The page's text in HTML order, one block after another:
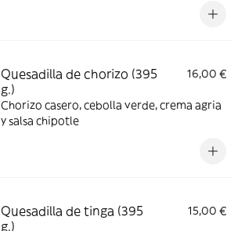
Quesadilla de chorizo (395
g.)
16,00 €
Chorizo casero, cebolla verde, crema agria
y salsa chipotle
Quesadilla de tinga (395
g.)
15,00 €